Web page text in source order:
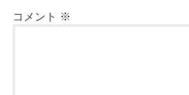
コメント ※